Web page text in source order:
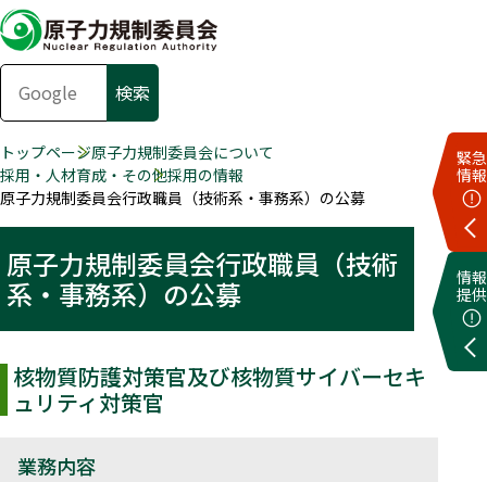
緊急
情報
情報
提供
トップページ原子力規制委員会について
採用・人材育成・その他採用の情報
原子力規制委員会行政職員（技術系・事務系）の公募
原子力規制委員会行政職員（技術
系・事務系）の公募
核物質防護対策官及び核物質サイバーセキ
ュリティ対策官
業務内容